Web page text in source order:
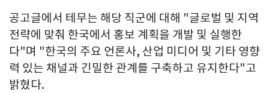
공고글에서 테무는 해당 직군에 대해 "글로벌 및 지역
전략에 맞춰 한국에서 홍보 계획을 개발 및 실행한
다"며 "한국의 주요 언론사, 산업 미디어 및 기타 영향
력 있는 채널과 긴밀한 관계를 구축하고 유지한다"고
밝혔다.